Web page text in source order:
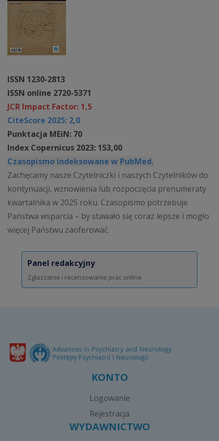
ISSN 1230-2813
ISSN online 2720-5371
JCR Impact Factor: 1,5
CiteScore 2025: 2,0
Punktacja MEiN: 70
Index Copernicus 2023: 153,00
Czasopismo indeksowane w PubMed.
Zachęcamy nasze Czytelniczki i naszych Czytelników do
kontynuacji, wznowienia lub rozpoczęcia prenumeraty
kwartalnika w 2025 roku. Czasopismo potrzebuje
Państwa wsparcia – by stawało się coraz lepsze i mogło
więcej Państwu zaoferować.
Panel redakcyjny
Zgłaszanie i recenzowanie prac online
KONTO
Logowanie
Rejestracja
WYDAWNICTWO